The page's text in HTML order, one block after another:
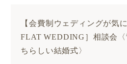
【会費制ウェディングが気
FLAT WEDDING］相談会
ちらしい結婚式〉